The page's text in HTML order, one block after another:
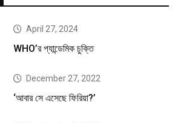
April 27, 2024
WHO’র প্যান্ডেমিক চুক্তি
December 27, 2022
‘আবার সে এসেছে ফিরিয়া?’